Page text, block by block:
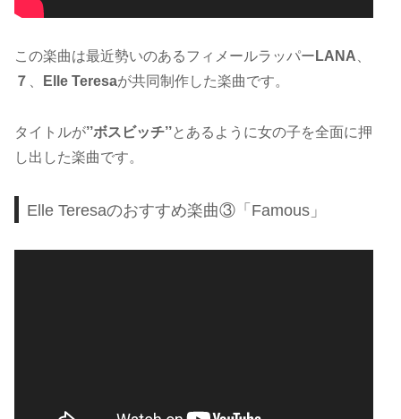
この楽曲は最近勢いのあるフィメールラッパー LANA
７
Elle Teresaが共同制作した楽曲です。
タイトルが’’ボスビッチ’’とあるように女の子を全面に押
し出した楽曲です。
Elle Teresaのおすすめ楽曲③「Famous」